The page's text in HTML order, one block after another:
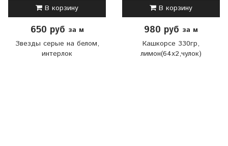
В корзину
650 руб за м
Звезды серые на белом,
интерлок
В корзину
980 руб за м
Кашкорсе 330гр,
лимон(64х2,чулок)